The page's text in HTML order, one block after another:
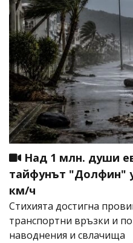
Над 1 млн. души
тайфунът "Долфин"
км/ч
Стихията достигна
транспортни връзки и
наводнения и свлачища